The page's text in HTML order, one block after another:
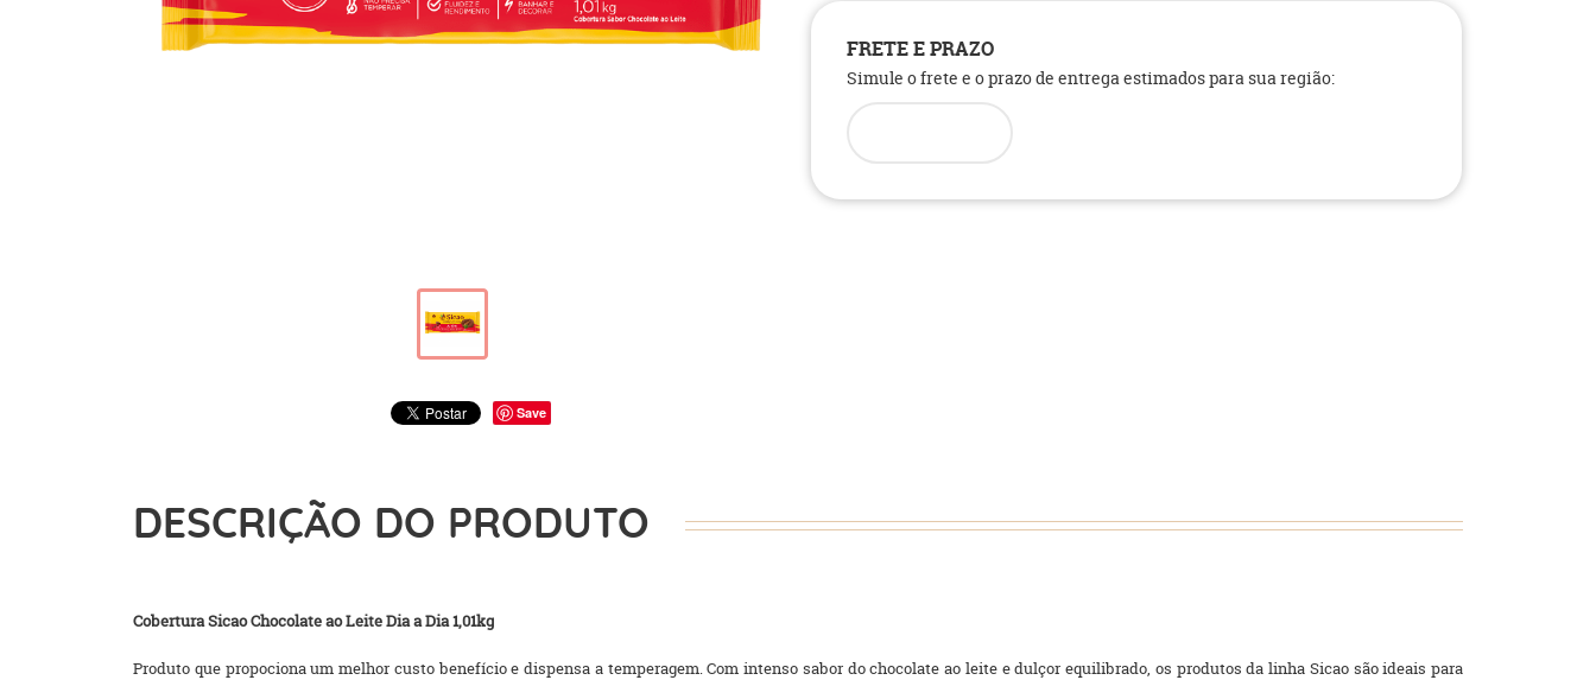
Save
FRETE E PRAZO
Simule o frete e o prazo de entrega estimados para sua região:
DESCRIÇÃO DO PRODUTO
Cobertura Sicao Chocolate ao Leite Dia a Dia 1,01kg
Produto que propociona um melhor custo benefício e dispensa a temperagem. Com intenso sabor do chocolate ao leite e dulçor equilibrado, os produtos da linha Sicao são ideais para